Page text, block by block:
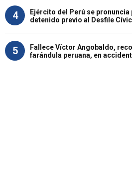
4
Ejército del Perú se
detenido previo al Desfile
5
Fallece Víctor Angobaldo,
farándula peruana, en